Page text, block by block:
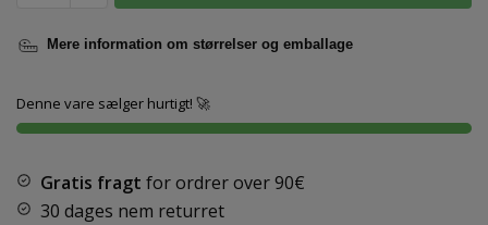
Mere information om størrelser og emballage
Denne vare sælger hurtigt! 🚀
Gratis fragt for ordrer over90€
30 dages nem returret